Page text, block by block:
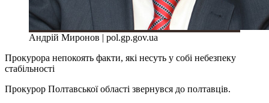
Андрій Миронов | pol.gp.gov.ua
Прокурора непокоять факти, які несуть у собі небезпеку
стабільності
Прокурор Полтавської області звернувся до полтавців.